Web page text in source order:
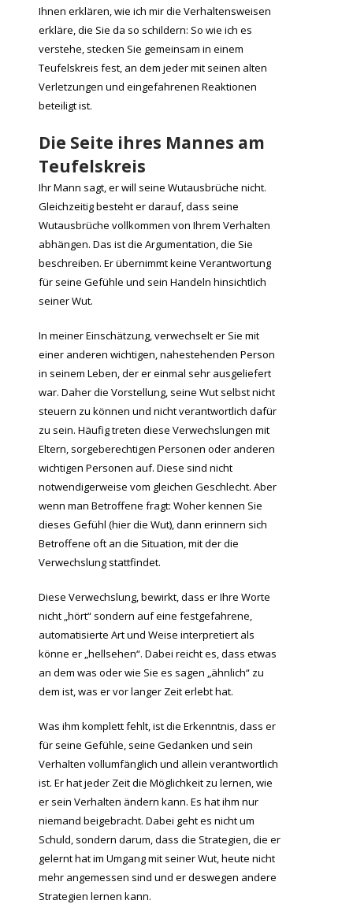
Ihnen erklären, wie ich mir die Verhaltensweisen
erkläre, die Sie da so schildern: So wie ich es
verstehe, stecken Sie gemeinsam in einem
Teufelskreis fest, an dem jeder mit seinen alten
Verletzungen und eingefahrenen Reaktionen
beteiligt ist.
Die Seite ihres Mannes am
Teufelskreis
Ihr Mann sagt, er will seine Wutausbrüche nicht.
Gleichzeitig besteht er darauf, dass seine
Wutausbrüche vollkommen von Ihrem Verhalten
abhängen. Das ist die Argumentation, die Sie
beschreiben. Er übernimmt keine Verantwortung
für seine Gefühle und sein Handeln hinsichtlich
seiner Wut.
In meiner Einschätzung, verwechselt er Sie mit
einer anderen wichtigen, nahestehenden Person
in seinem Leben, der er einmal sehr ausgeliefert
war. Daher die Vorstellung, seine Wut selbst nicht
steuern zu können und nicht verantwortlich dafür
zu sein. Häufig treten diese Verwechslungen mit
Eltern, sorgeberechtigen Personen oder anderen
wichtigen Personen auf. Diese sind nicht
notwendigerweise vom gleichen Geschlecht. Aber
wenn man Betroffene fragt: Woher kennen Sie
dieses Gefühl (hier die Wut), dann erinnern sich
Betroffene oft an die Situation, mit der die
Verwechslung stattfindet.
Diese Verwechslung, bewirkt, dass er Ihre Worte
nicht „hört“ sondern auf eine festgefahrene,
automatisierte Art und Weise interpretiert als
könne er „hellsehen“. Dabei reicht es, dass etwas
an dem was oder wie Sie es sagen „ähnlich“ zu
dem ist, was er vor langer Zeit erlebt hat.
Was ihm komplett fehlt, ist die Erkenntnis, dass er
für seine Gefühle, seine Gedanken und sein
Verhalten vollumfänglich und allein verantwortlich
ist. Er hat jeder Zeit die Möglichkeit zu lernen, wie
er sein Verhalten ändern kann. Es hat ihm nur
niemand beigebracht. Dabei geht es nicht um
Schuld, sondern darum, dass die Strategien, die er
gelernt hat im Umgang mit seiner Wut, heute nicht
mehr angemessen sind und er deswegen andere
Strategien lernen kann.